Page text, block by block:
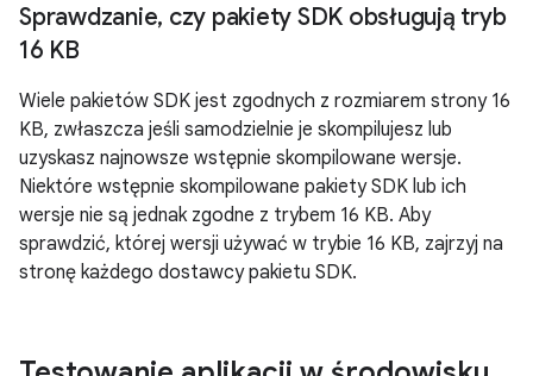
Sprawdzanie, czy pakiety SDK obsługują tryb
16 KB
Wiele pakietów SDK jest zgodnych z rozmiarem strony 16
KB, zwłaszcza jeśli samodzielnie je skompilujesz lub
uzyskasz najnowsze wstępnie skompilowane wersje.
Niektóre wstępnie skompilowane pakiety SDK lub ich
wersje nie są jednak zgodne z trybem 16 KB. Aby
sprawdzić, której wersji używać w trybie 16 KB, zajrzyj na
stronę każdego dostawcy pakietu SDK.